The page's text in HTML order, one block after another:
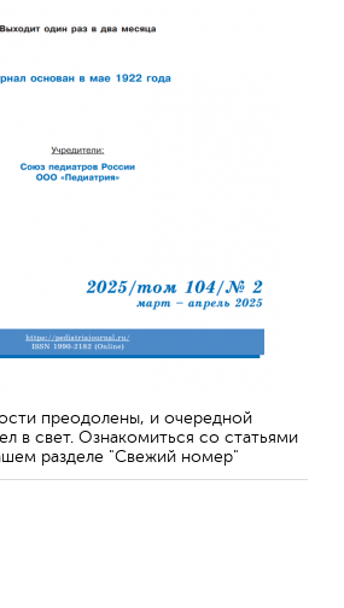
преодолены, и очередной
в свет. Ознакомиться со статьями
разделе "Свежий номер"